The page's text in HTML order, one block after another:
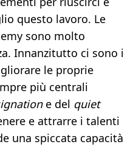
questo lavoro. Le
sono molto
Innanzitutto ci sono i
le proprie
più centrali
e del quiet
e attrarre i talenti
una spiccata capacità